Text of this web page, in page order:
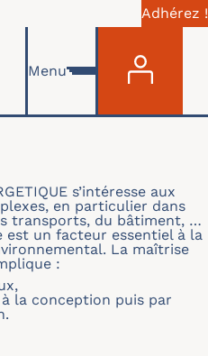
Adhérez !
Menu
s’intéresse aux
en particulier dans
transports, du bâtiment, …
est un facteur essentiel à la
La maîtrise
:
la conception puis par